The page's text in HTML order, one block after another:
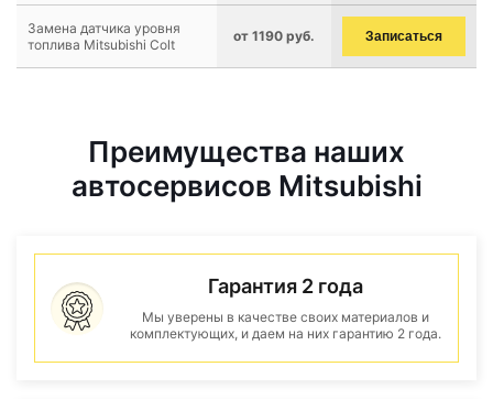
Замена датчика уровня
топлива Mitsubishi Colt
от 1190 руб. Записаться
Преимущества наших
автосервисов Mitsubishi
Гарантия 2 года
Мы уверены в качестве своих материалов и
комплектующих, и даем на них гарантию 2 года.